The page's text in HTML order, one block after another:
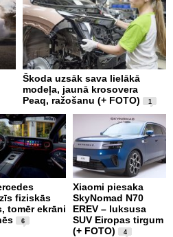
Škoda uzsāk sava lielākā
modeļa, jaunā krosovera
Peaq, ražošanu (+ FOTO)
1
fiziskās
tomēr ekrāni
6
Xiaomi piesaka
SkyNomad N70
EREV – luksusa
SUV Eiropas tirgum
(+ FOTO)
4